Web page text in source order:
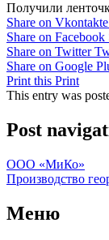
Получили
Share on Vkontakte
Share on Facebook
Share on Twitter
Share on Google
Print this Print
This entry was
Post
ООО «МиКо»
Производство
Меню